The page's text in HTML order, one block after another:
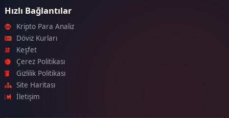
Hızlı Bağlantılar
Kripto Para Analiz
Döviz Kurları
Keşfet
Çerez Politikası
Gizlilik Politikası
Site Haritası
İletişim